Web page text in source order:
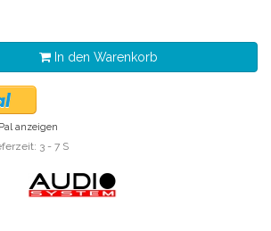
In den Warenkorb
anzeigen
3 - 7 S